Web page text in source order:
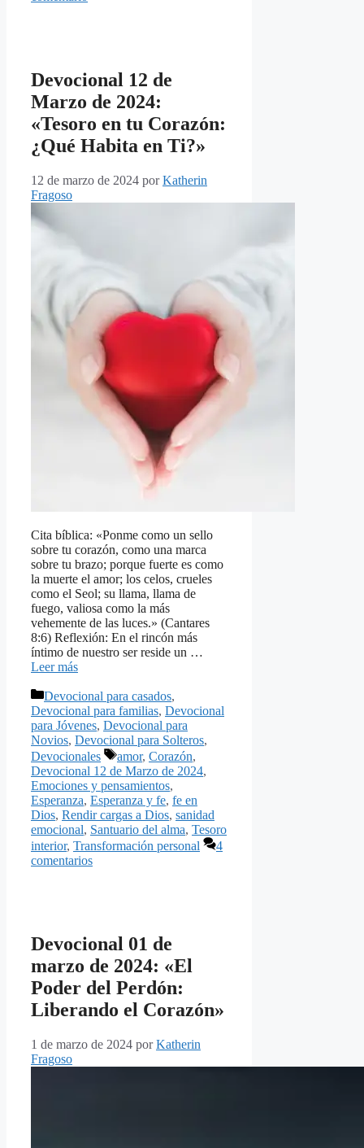
Devocional 12 de
Marzo de 2024:
«Tesoro en tu Corazón:
¿Qué Habita en Ti?»
12 de marzo de 2024 porKatherin
Fragoso
Cita bíblica: «Ponme como un sello
sobre tu corazón, como una marca
sobre tu brazo; porque fuerte es como
la muerte el amor; los celos, crueles
como el Seol; su llama, llama de
fuego, valiosa como la más
vehemente de las luces.» (Cantares
8:6) Reflexión: En el rincón más
íntimo de nuestro ser reside un …
Leer más
Categorías
Devocional para casados,
Devocional para familias, Devocional
para Jóvenes, Devocional para
Novios, Devocional para Solteros,
Devocionales
Etiquetas
amor, Corazón,
Devocional 12 de Marzo de 2024,
Emociones y pensamientos,
Esperanza, Esperanza y fe, fe en
Dios, Rendir cargas a Dios, sanidad
emocional, Santuario del alma, Tesoro
interior, Transformación personal
4
comentarios
Devocional 01 de
marzo de 2024: «El
Poder del Perdón:
Liberando el Corazón»
1 de marzo de 2024 porKatherin
Fragoso